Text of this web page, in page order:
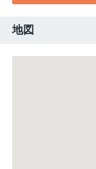
地図